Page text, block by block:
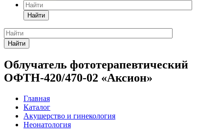
Найти
Найти
Облучатель фототерапевтический
ОФТН-420/470-02 «Аксион»
Главная
Каталог
Акушерство и гинекология
Неонатология